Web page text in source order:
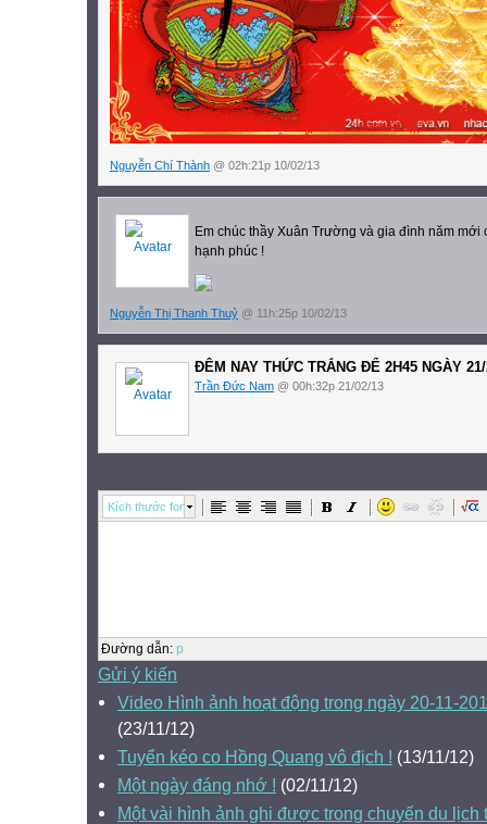
Nguyễn Chí Thành @ 02h:21p 10/02/13
Em chúc thầy Xuân Trường và gia đình năm
hạnh phúc !
Nguyễn Thị Thanh Thuỷ @ 11h:25p 10/02/13
ĐÊM NAY THỨC TRẮNG ĐỂ 2H45 NGÀY
Trần Đức Nam @ 00h:32p 21/02/13
Kích thước font
Đường dẫn: p
Gửi ý kiến
Video Hình ảnh hoạt động trong ngày 20-11-
(23/11/12)
Tuyển kéo co Hồng Quang vô địch ! (13/11/12)
Một ngày đáng nhớ ! (02/11/12)
Một vài hình ảnh ghi được trong chuyến du lịch